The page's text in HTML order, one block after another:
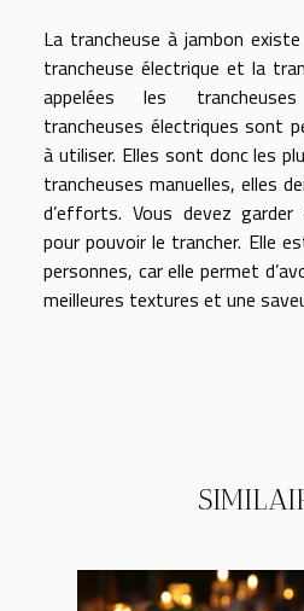
La trancheuse à jambon
trancheuse électrique et la
appelées les
trancheuses électriques sont
à utiliser. Elles sont donc les
trancheuses manuelles, elles
d’efforts. Vous devez garder
pour pouvoir le trancher. Elle
personnes, car elle permet
meilleures textures et une